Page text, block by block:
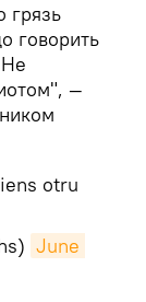
грязь
говорить
—
otru
June